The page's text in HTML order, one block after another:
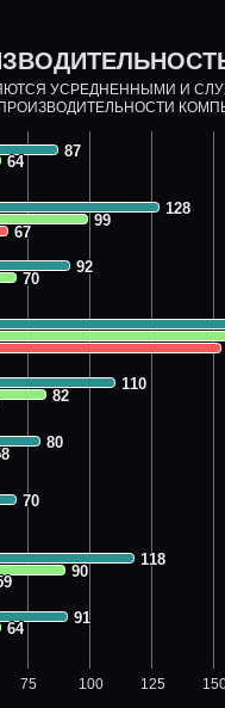
УСРЕДНЕННЫМИ И
ПРОИЗВОДИТЕЛЬНОСТИ
87
87
128
128
92
92
110
110
80
80
70
70
118
118
91
91
64
64
99
99
70
70
82
82
90
90
64
64
67
67
75 100 125